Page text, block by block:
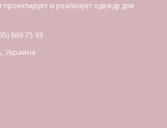
и реализует одежду для
869 75 93
, Украина